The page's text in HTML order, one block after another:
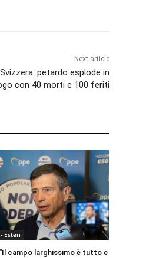
Next article
petardo esplode in
con 40 morti e 100 feriti
Esteri
campo larghissimo è tutto e